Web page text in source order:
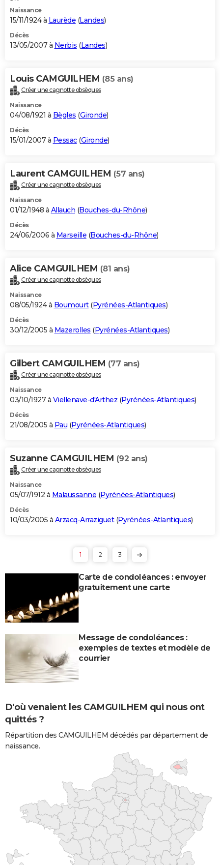
Naissance
15/11/1924 à Laurède (Landes)
Décès
13/05/2007 à Nerbis (Landes)
Louis CAMGUILHEM (85 ans)
Créer une cagnotte obsèques
Naissance
04/08/1921 à Bègles (Gironde)
Décès
15/01/2007 à Pessac(Gironde)
Laurent CAMGUILHEM (57 ans)
Créer une cagnotte obsèques
Naissance
01/12/1948 à Allauch (Bouches-du-Rhône)
Décès
24/06/2006 à Marseille (Bouches-du-Rhône)
Alice CAMGUILHEM (81 ans)
Créer une cagnotte obsèques
Naissance
08/05/1924 à Boumourt(Pyrénées-Atlantiques)
Décès
30/12/2005 à Mazerolles (Pyrénées-Atlantiques)
Gilbert CAMGUILHEM (77 ans)
Créer une cagnotte obsèques
Naissance
03/10/1927 à Viellenave-d'Arthez (Pyrénées-Atlantiques)
Décès
21/08/2005 à Pau (Pyrénées-Atlantiques)
Suzanne CAMGUILHEM (92 ans)
Créer une cagnotte obsèques
Naissance
05/07/1912 à Malaussanne (Pyrénées-Atlantiques)
Décès
10/03/2005 à Arzacq-Arraziguet(Pyrénées-Atlantiques)
1 2 3
Carte de condoléances : envoyer
gratuitement une carte
Message de condoléances :
exemples de textes et modèle de
courrier
D'où venaient les CAMGUILHEM qui nous ont
quittés ?
Répartition des CAMGUILHEM décédés par département de
naissance.